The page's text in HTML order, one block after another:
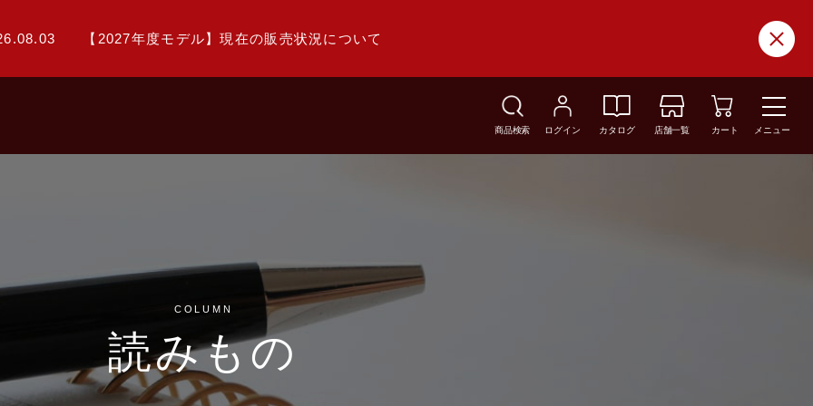
【2027年度モデル】現在の販売状況について
商品検索 ログイン カタログ 店舗一覧 カート メニュー
COLUMN
読みもの